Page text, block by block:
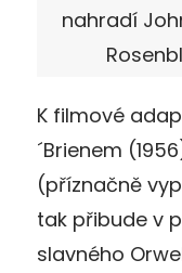
nahradí
K filmové
´Brienem
(příznačně
tak přibude v
slavného